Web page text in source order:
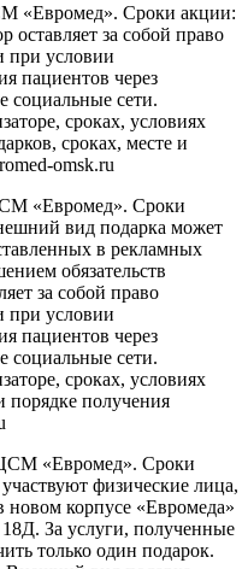
«Евромед». Сроки акции:
оставляет за собой право
при условии
пациентов через
социальные сети.
сроках, условиях
сроках, месте и
omsk.ru
«Евромед». Сроки
вид подарка может
в рекламных
обязательств
за собой право
при условии
пациентов через
социальные сети.
сроках, условиях
порядке получения
«Евромед». Сроки
физические лица,
новом корпусе «Евромеда»
За услуги, полученные
только один подарок.